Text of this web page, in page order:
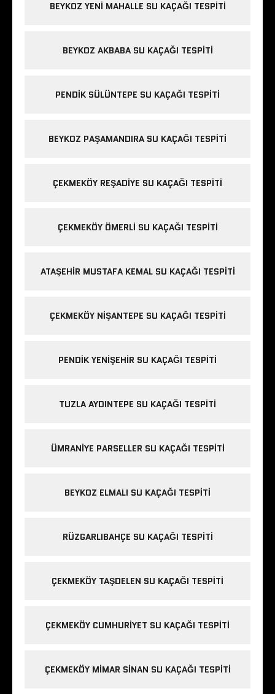
BEYKOZ YENI MAHALLE SU KAÇAĞI TESPITI
BEYKOZ AKBABA SU KAÇAĞI TESPITI
PENDIK SÜLÜNTEPE SU KAÇAĞI TESPITI
BEYKOZ PAŞAMANDIRA SU KAÇAĞI TESPITI
ÇEKMEKÖY REŞADIYE SU KAÇAĞI TESPITI
ÇEKMEKÖY ÖMERLI SU KAÇAĞI TESPITI
ATAŞEHIR MUSTAFA KEMAL SU KAÇAĞI TESPITI
ÇEKMEKÖY NIŞANTEPE SU KAÇAĞI TESPITI
PENDIK YENIŞEHIR SU KAÇAĞI TESPITI
TUZLA AYDINTEPE SU KAÇAĞI TESPITI
ÜMRANIYE PARSELLER SU KAÇAĞI TESPITI
BEYKOZ ELMALI SU KAÇAĞI TESPITI
RÜZGARLIBAHÇE SU KAÇAĞI TESPITI
ÇEKMEKÖY TAŞDELEN SU KAÇAĞI TESPITI
ÇEKMEKÖY CUMHURIYET SU KAÇAĞI TESPITI
ÇEKMEKÖY MIMAR SINAN SU KAÇAĞI TESPITI